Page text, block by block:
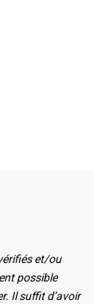
et/ou
possible
Il suffit d’avoir